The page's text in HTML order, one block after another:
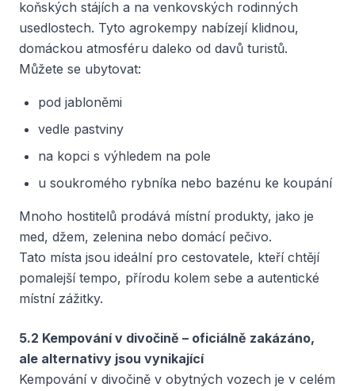
koňských stájích a na venkovských rodinných
usedlostech. Tyto agrokempy nabízejí klidnou,
domáckou atmosféru daleko od davů turistů.
Můžete se ubytovat:
pod jabloněmi
vedle pastviny
na kopci s výhledem na pole
u soukromého rybníka nebo bazénu ke koupání
Mnoho hostitelů prodává místní produkty, jako je
med, džem, zelenina nebo domácí pečivo.
Tato místa jsou ideální pro cestovatele, kteří chtějí
pomalejší tempo, přírodu kolem sebe a autentické
místní zážitky.
5.2 Kempování v divočině – oficiálně zakázáno,
ale alternativy jsou vynikající
Kempování v divočině v obytných vozech je v celém